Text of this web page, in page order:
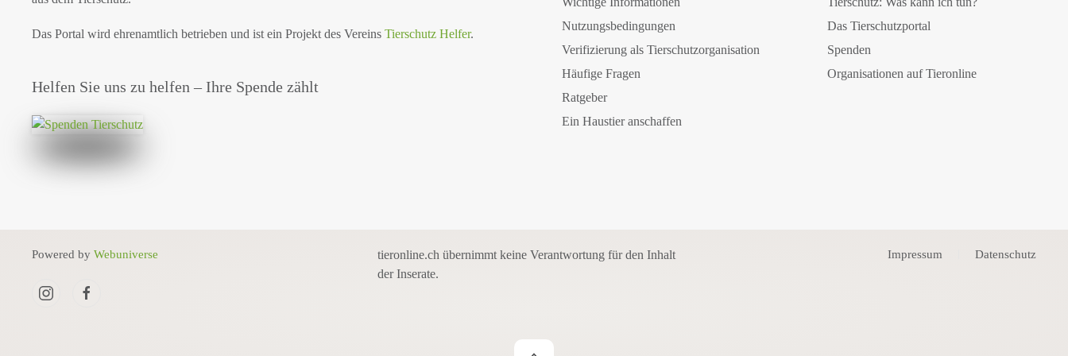
Das Portal wird ehrenamtlich betrieben und ist ein Projekt des Vereins Tierschutz Helfer.
Helfen Sie uns zu helfen – Ihre Spende zählt
Nutzungsbedingungen
Verifizierung als Tierschutzorganisation
Häufige Fragen
Ratgeber
Ein Haustier anschaffen
Das Tierschutzportal
Spenden
Organisationen auf Tieronline
Powered by Webuniverse
tieronline.ch übernimmt keine Verantwortung für den Inhalt
der Inserate.
Impressum Datenschutz